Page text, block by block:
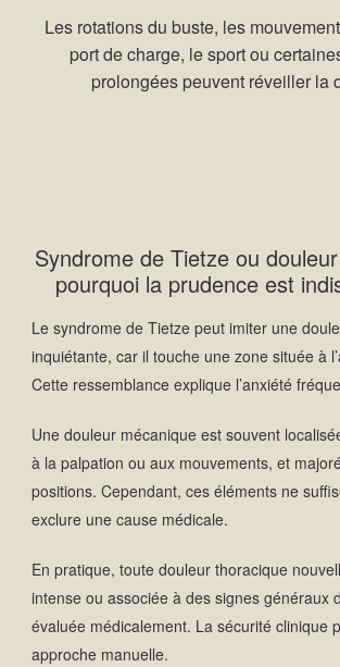
Les rotations du buste, les
port de charge, le sport ou
prolongées peuvent réveiller la
Syndrome de Tietze ou
pourquoi la prudence est
Le syndrome de Tietze peut imiter une
inquiétante, car il touche une zone située à
Cette ressemblance explique l’anxiété
Une douleur mécanique est souvent
à la palpation ou aux mouvements, et
positions. Cependant, ces éléments ne
exclure une cause médicale.
En pratique, toute douleur thoracique
intense ou associée à des signes généraux
évaluée médicalement. La sécurité clinique
approche manuelle.